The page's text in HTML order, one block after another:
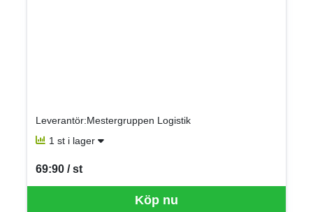
Leverantör:Mestergruppen Logistik
1 st i lager
Köp nu
69:90 / st
SEK per ST